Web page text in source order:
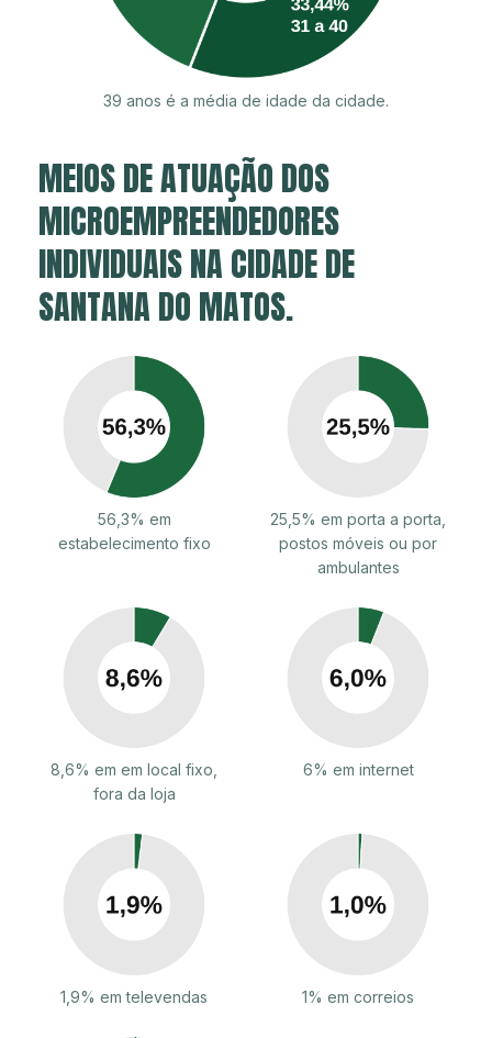
39 anos é a média de idade da cidade.
MEIOS DE ATUAÇÃO DOS
MICROEMPREENDEDORES
INDIVIDUAIS NA CIDADE DE
SANTANA DO MATOS.
56,3% em
estabelecimento fixo
25,5% em porta a porta,
postos móveis ou por
ambulantes
8,6% em em local fixo,
fora da loja
6% em internet
1,9% em televendas 1% em correios